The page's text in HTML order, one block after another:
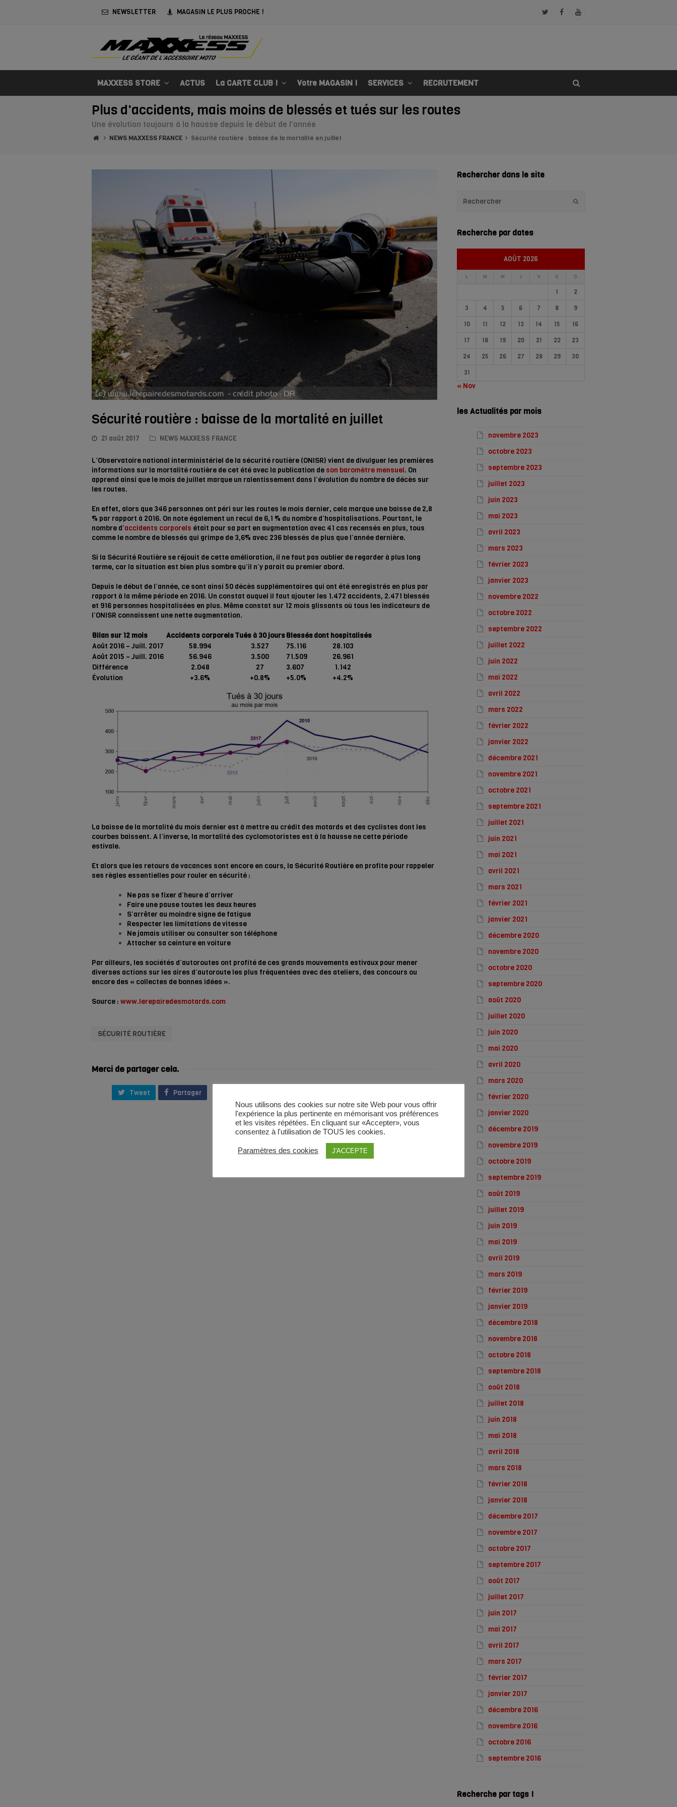
NEWSLETTER MAGASIN LE PLUS PROCHE !
TwitterFacebookYoutube
MAXXESS STORE ACTUS La CARTE CLUB ! Votre MAGASIN ! SERVICES RECRUTEMENT
Plus d'accidents, mais moins de blessés et tués sur les routes
Une évolution toujours à la hausse depuis le début de l'année
NEWS MAXXESS FRANCE Sécurité routière : baisse de la mortalité en juillet
Sécurité routière : baisse de la mortalité en juillet
21 août 2017 NEWS MAXXESS FRANCE
L’Observatoire national interministériel de la sécurité routière (ONISR) vient de divulguer les premières
informations sur la mortalité routière de cet été avec la publication de son baromètre mensuel. On
apprend ainsi que le mois de juillet marque un ralentissement dans l’évolution du nombre de décès sur
les routes.
En effet, alors que 346 personnes ont péri sur les routes le mois dernier, cela marque une baisse de 2,8
% par rapport à 2016. On note également un recul de 6,1 % du nombre d’hospitalisations. Pourtant, le
nombre d’accidents corporels était pour sa part en augmentation avec 41 cas recensés en plus, tous
comme le nombre de blessés qui grimpe de 3,6% avec 236 blessés de plus que l’année dernière.
Si la Sécurité Routière se réjouit de cette amélioration, il ne faut pas oublier de regarder à plus long
terme, car la situation est bien plus sombre qu’il n’y parait au premier abord.
Depuis le début de l’année, ce sont ainsi 50 décès supplémentaires qui ont été enregistrés en plus par
rapport à la même période en 2016. Un constat auquel il faut ajouter les 1.472 accidents, 2.471 blessés
et 916 personnes hospitalisées en plus. Même constat sur 12 mois glissants où tous les indicateurs de
l’ONISR connaissent une nette augmentation.
Bilan sur 12 mois Accidents corporelsTués à 30 joursBlessésdont hospitalisés
Août 2016 – Juill. 2017
58.994 3.527 75.116
28.103
Août 2015 – Juill. 2016
56.946 3.500 71.509
26.961
Différence
2.048 27 3.607
1.142
Évolution
+3.6% +0.8% +5.0% +4.2%
La baisse de la mortalité du mois dernier est à mettre au crédit des motards et des cyclistes dont les
courbes baissent. A l’inverse, la mortalité des cyclomotoristes est à la hausse ne cette période
estivale.
Et alors que les retours de vacances sont encore en cours, la Sécurité Routière en profite pour rappeler
ses règles essentielles pour rouler en sécurité :
Ne pas se fixer d’heure d’arriver
Faire une pause toutes les deux heures
S’arrêter au moindre signe de fatigue
Respecter les limitations de vitesse
Ne jamais utiliser ou consulter son téléphone
Attacher sa ceinture en voiture
Par ailleurs, les sociétés d’autoroutes ont profité de ces grands mouvements estivaux pour mener
diverses actions sur les aires d’autoroute les plus fréquentées avec des ateliers, des concours ou
encore des « collectes de bonnes idées ».
Source : www.lerepairedesmotards.com
SÉCURITÉ ROUTIÈRE
Merci de partager cela.
Tweet Partager
Rechercher dans le site
Recherche par dates
AOÛT 2026
L M M J V S D
1
2
3
4 5 6 7 8
9
10
11 12 13 14 15
16
17
18 19 20 21 22
23
24
25 26 27 28 29
30
31
« Nov
les Actualités par mois
novembre 2023
octobre 2023
septembre 2023
juillet 2023
juin 2023
mai 2023
avril 2023
mars 2023
février 2023
janvier 2023
novembre 2022
octobre 2022
septembre 2022
juillet 2022
juin 2022
mai 2022
avril 2022
mars 2022
février 2022
janvier 2022
décembre 2021
novembre 2021
octobre 2021
septembre 2021
juillet 2021
juin 2021
mai 2021
avril 2021
mars 2021
février 2021
janvier 2021
décembre 2020
novembre 2020
octobre 2020
septembre 2020
août 2020
juillet 2020
juin 2020
mai 2020
avril 2020
mars 2020
février 2020
janvier 2020
décembre 2019
novembre 2019
octobre 2019
septembre 2019
août 2019
juillet 2019
juin 2019
mai 2019
avril 2019
mars 2019
février 2019
janvier 2019
décembre 2018
novembre 2018
octobre 2018
septembre 2018
août 2018
juillet 2018
juin 2018
mai 2018
avril 2018
mars 2018
février 2018
janvier 2018
décembre 2017
novembre 2017
octobre 2017
septembre 2017
août 2017
juillet 2017
juin 2017
mai 2017
avril 2017
mars 2017
février 2017
janvier 2017
décembre 2016
novembre 2016
octobre 2016
septembre 2016
Recherche par tags !
Nous utilisons des cookies sur notre site Web pour vous offrir
l'expérience la plus pertinente en mémorisant vos préférences
et les visites répétées. En cliquant sur «Accepter», vous
consentez à l'utilisation de TOUS les cookies.
Paramètres des cookies J'ACCEPTE